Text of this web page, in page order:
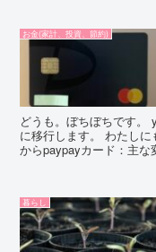
お金(家計、投資、節約)
どうも。ぼちぼちです。
に移行します。 わたし
からpaypayカード：主
暮らし